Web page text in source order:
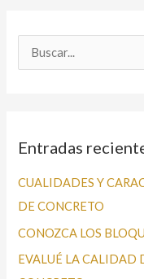
a
Entradas
CUALIDADES Y
DE CONCRETO
CONOZCA LOS
EVALUÉ LA CALIDAD